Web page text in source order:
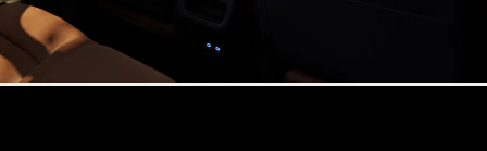
Configurator
Mercedes-
Benz Store